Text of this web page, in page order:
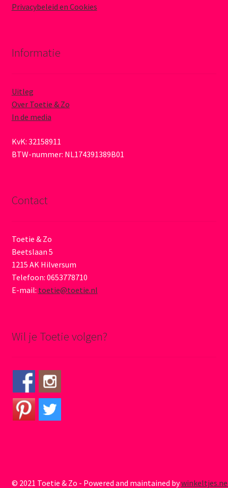
Privacybeleid en Cookies
Informatie
Uitleg
Over Toetie & Zo
In de media
KvK: 32158911
BTW-nummer: NL174391389B01
Contact
Toetie & Zo
Beetslaan 5
1215 AK Hilversum
Telefoon: 0653778710
E-mail: toetie@toetie.nl
Wil je Toetie volgen?
© 2021 Toetie & Zo - Powered and maintained by